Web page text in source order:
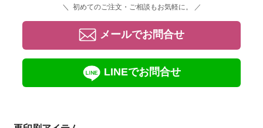
＼ 初めてのご注文・ご相談もお気軽に。 ／
メールでお問合せ
LINEでお問合せ